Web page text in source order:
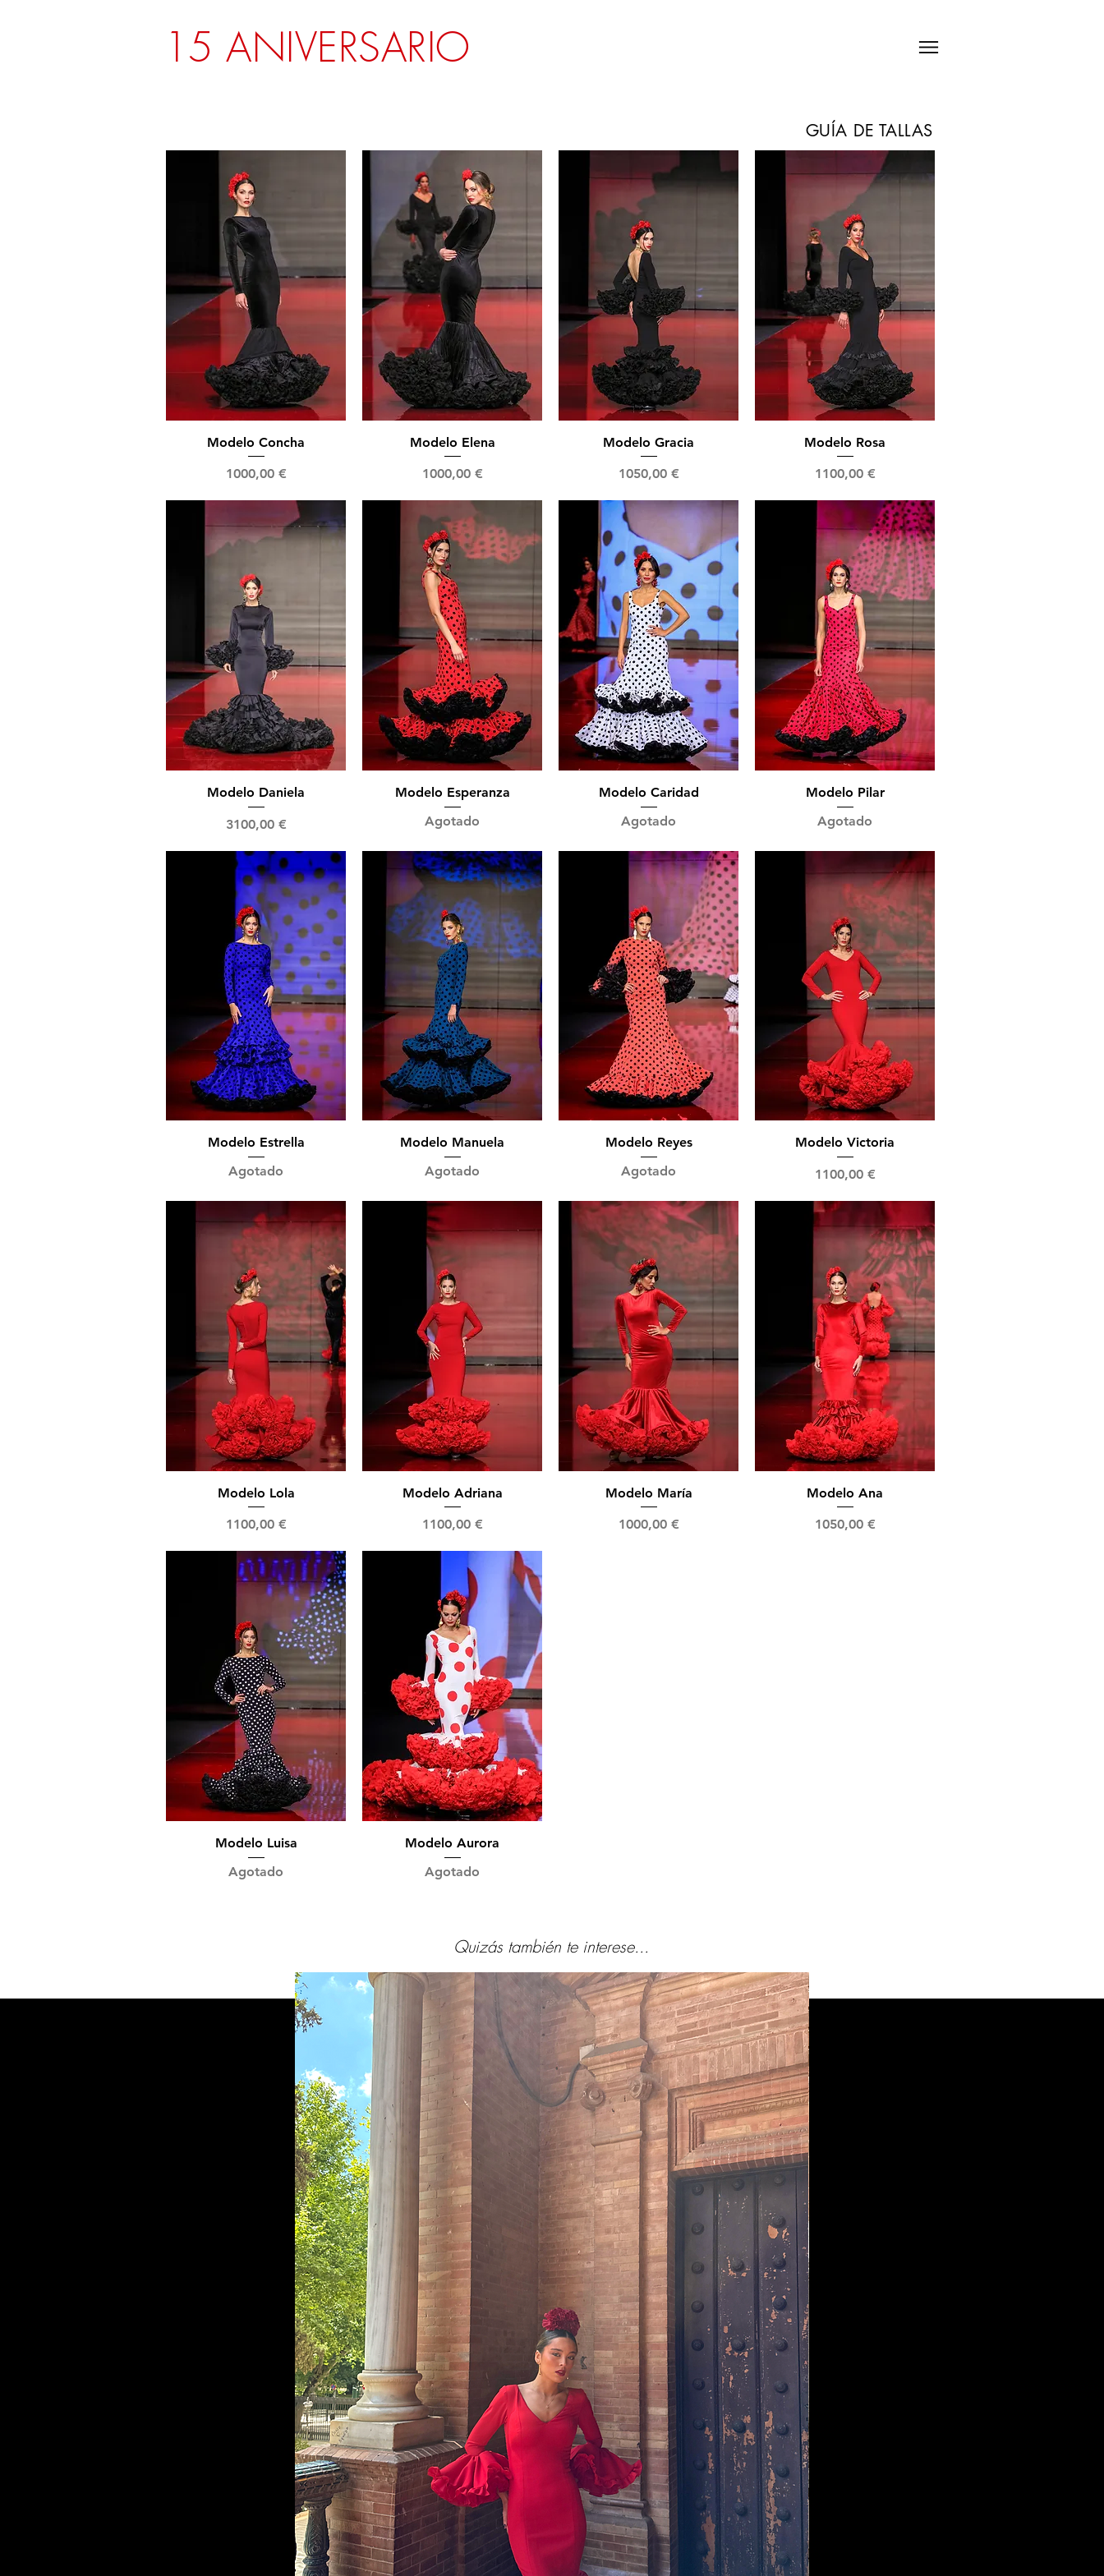
15 ANIVERSARIO
GUÍA DE TALLAS
Vista rápida
Modelo Concha
Precio
1000,00 €
Vista rápida
Modelo Elena
Precio
1000,00 €
Vista rápida
Modelo Gracia
Precio
1050,00 €
Vista rápida
Modelo Rosa
Precio
1100,00 €
Vista rápida
Modelo Daniela
Precio
3100,00 €
Vista rápida
Modelo Esperanza
Agotado
Vista rápida
Modelo Caridad
Agotado
Vista rápida
Modelo Pilar
Agotado
Vista rápida
Modelo Estrella
Agotado
Vista rápida
Modelo Manuela
Agotado
Vista rápida
Modelo Reyes
Agotado
Vista rápida
Modelo Victoria
Precio
1100,00 €
Vista rápida
Modelo Lola
Precio
1100,00 €
Vista rápida
Modelo Adriana
Precio
1100,00 €
Vista rápida
Modelo María
Precio
1000,00 €
Vista rápida
Modelo Ana
Precio
1050,00 €
Vista rápida
Modelo Luisa
Agotado
Vista rápida
Modelo Aurora
Agotado
Quizás también te interese...